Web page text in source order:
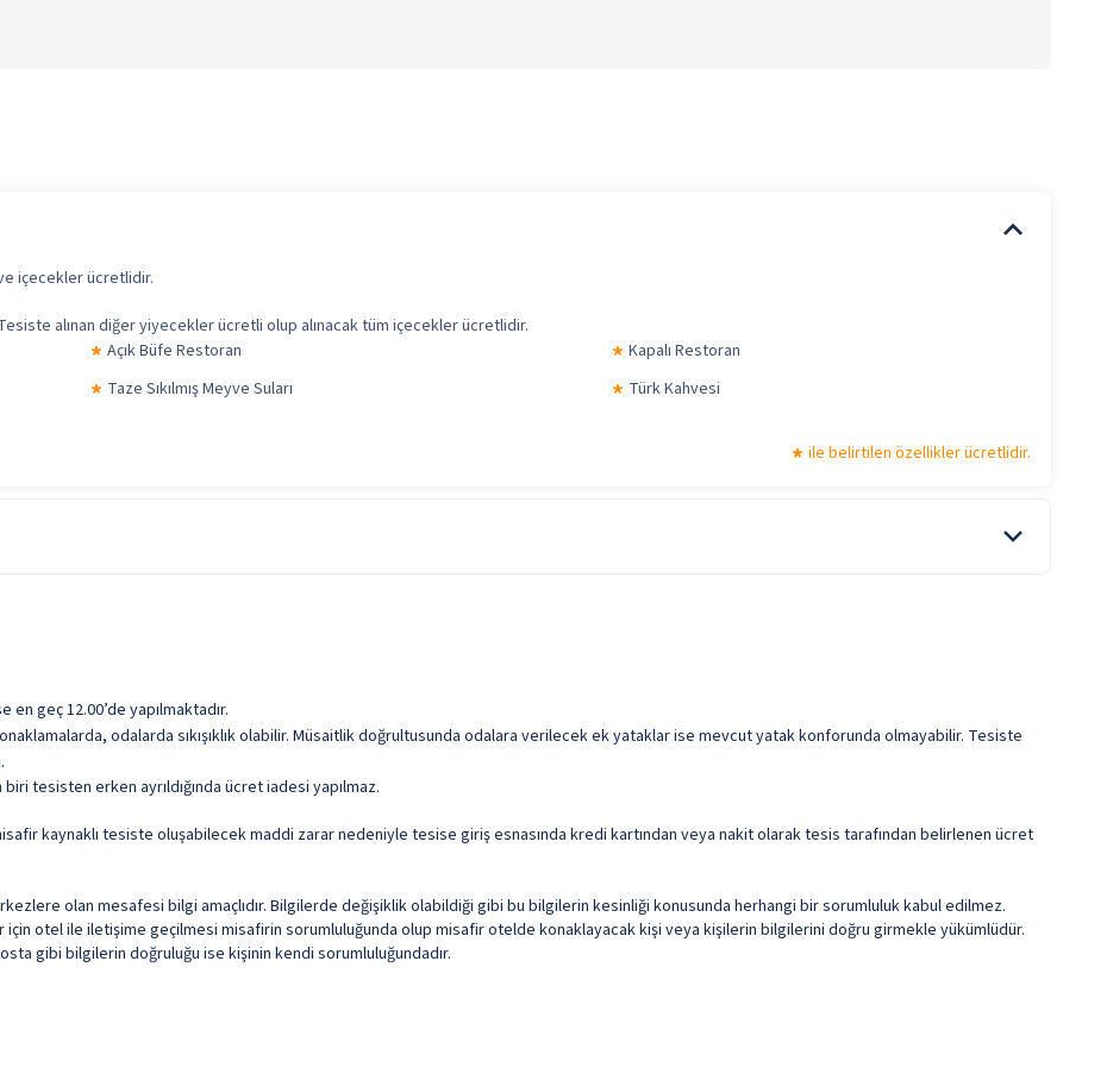
içecekler ücretlidir.
alınan diğer yiyecekler ücretli olup alınacak tüm içecekler ücretlidir.
Açık Büfe Restoran
Kapalı Restoran
Taze Sıkılmış Meyve Suları
Türk Kahvesi
ile belirtilen özellikler ücretlidir.
geç 12.00’de yapılmaktadır.
odalarda sıkışıklık olabilir. Müsaitlik doğrultusunda odalara verilecek ek yataklar ise mevcut yatak konforunda olmayabilir. Tesiste
tesisten erken ayrıldığında ücret iadesi yapılmaz.
kaynaklı tesiste oluşabilecek maddi zarar nedeniyle tesise giriş esnasında kredi kartından veya nakit olarak tesis tarafından belirlenen ücret
olan mesafesi bilgi amaçlıdır. Bilgilerde değişiklik olabildiği gibi bu bilgilerin kesinliği konusunda herhangi bir sorumluluk kabul edilmez.
otel ile iletişime geçilmesi misafirin sorumluluğunda olup misafir otelde konaklayacak kişi veya kişilerin bilgilerini doğru girmekle yükümlüdür.
gibi bilgilerin doğruluğu ise kişinin kendi sorumluluğundadır.